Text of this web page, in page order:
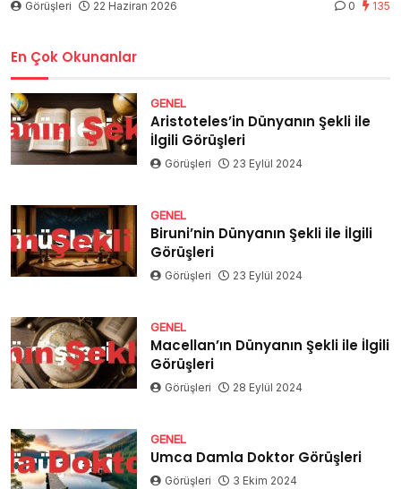
Görüşleri 22 Haziran 2026 0 135
En Çok Okunanlar
GENEL
Aristoteles’in Dünyanın Şekli ile
İlgili Görüşleri
Görüşleri 23 Eylül 2024
GENEL
Biruni’nin Dünyanın Şekli ile İlgili
Görüşleri
Görüşleri 23 Eylül 2024
GENEL
Macellan’ın Dünyanın Şekli ile İlgili
Görüşleri
Görüşleri 28 Eylül 2024
GENEL
Umca Damla Doktor Görüşleri
Görüşleri 3 Ekim 2024